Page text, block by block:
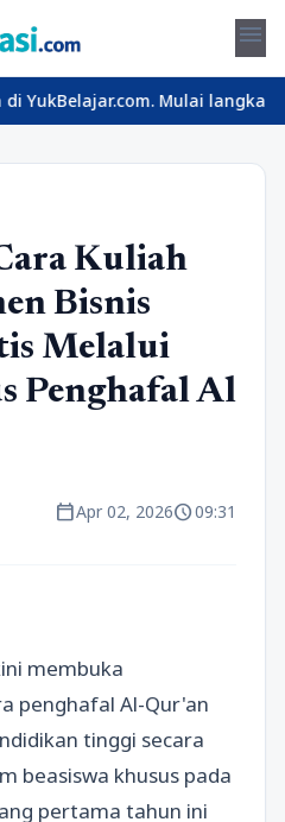
menu
Mulai langkah
Kuliah
Bisnis
Melalui
Penghafal Al
calendar_todayApr 02, 2026schedule09:31
membuka
penghafal Al-Qur'an
tinggi secara
beasiswa khusus pada
pertama tahun ini